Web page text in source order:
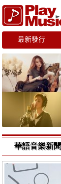
最新發行
華語音樂新聞